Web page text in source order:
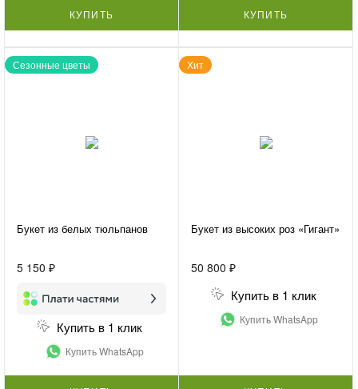
КУПИТЬ КУПИТЬ
Сезонные цветы
Букет из белых тюльпанов
5 150 ₽
Купить в 1 клик
Купить WhatsApp
Хит
Букет из высоких роз «Гигант»
50 800 ₽
Купить в 1 клик
Купить WhatsApp